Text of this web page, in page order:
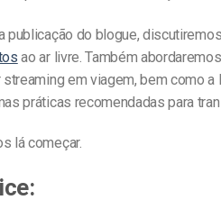
publicação do blogue,
ao ar livre. Também
em viagem, bem como
práticas recomendadas para
lá começar.